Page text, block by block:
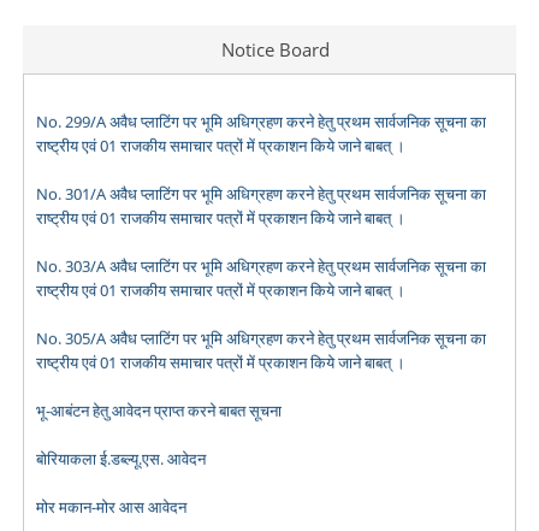
Notice Board
राष्ट्रीय एवं 01 राजकीय समाचार पत्रों में प्रकाशन किये जाने बाबत् ।
राष्ट्रीय एवं 01 राजकीय समाचार पत्रों में प्रकाशन किये जाने बाबत् ।
राष्ट्रीय एवं 01 राजकीय समाचार पत्रों में प्रकाशन किये जाने बाबत् ।
राष्ट्रीय एवं 01 राजकीय समाचार पत्रों में प्रकाशन किये जाने बाबत् ।